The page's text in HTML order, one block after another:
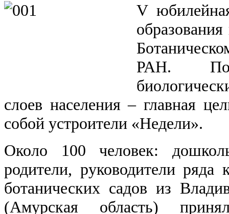
V
РАН.
слоев населения – главная
собой устроители «Недели».
Около 100 человек:
родители, руководители
ботанических садов из
(Амурская область)